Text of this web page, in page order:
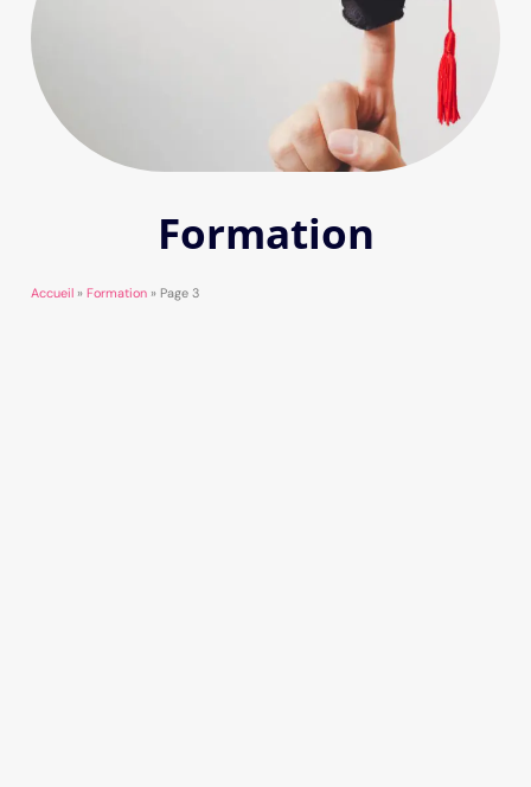
Formation
Accueil» Formation» Page 3